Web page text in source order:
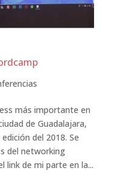
más importante en
de Guadalajara,
del 2018. Se
del networking
de mi parte en la...